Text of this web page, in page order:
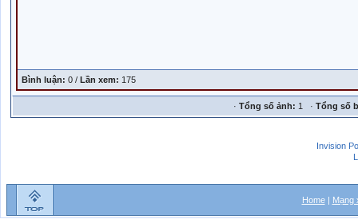
Bình luận: 0 / Lần xem: 175
· Tổng số ảnh: 1 · Tổng số
Invision
Home| Mạng